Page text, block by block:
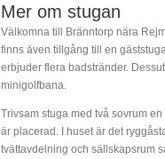
Mer om stugan
Välkomna till Bränntorp nära
finns även tillgång till en
erbjuder flera badstränder.
minigolfbana.
Trivsam stuga med två sovrum
är placerad. I huset är det
tvättavdelning och sällskapsrum